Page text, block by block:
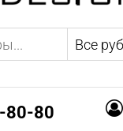
плинтусы
Pro
80-80